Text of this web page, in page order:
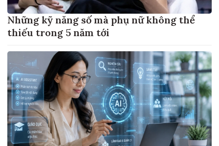
Những kỹ năng số mà phụ nữ không thể
thiếu trong 5 năm tới